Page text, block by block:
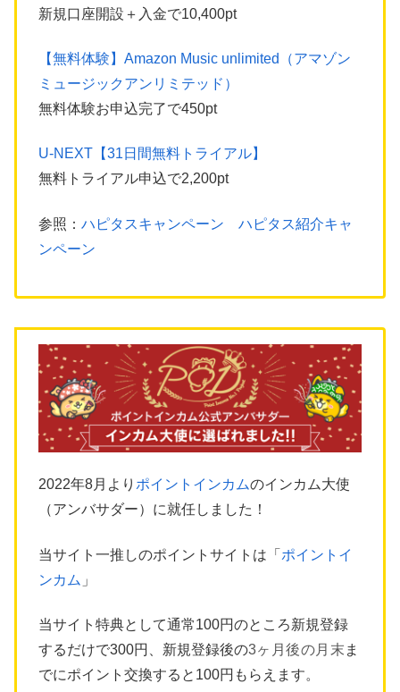
新規口座開設＋入金で10,400pt
【無料体験】Amazon Music unlimited（アマゾン
ミュージックアンリミテッド）
無料体験お申込完了で450pt
U-NEXT【31日間無料トライアル】
無料トライアル申込で2,200pt
参照： ハピタスキャンペーン ハピタス紹介キャ
ンペーン
2022年8月より ポイントインカムのインカム大使
（アンバサダー）に就任しました！
当サイト一推しのポイントサイトは「 ポイントイ
ンカム 」
当サイト特典として通常100円のところ新規登録
するだけで300円、新規登録後の3ヶ月後の月末 ま
でにポイント交換すると100円もらえます。